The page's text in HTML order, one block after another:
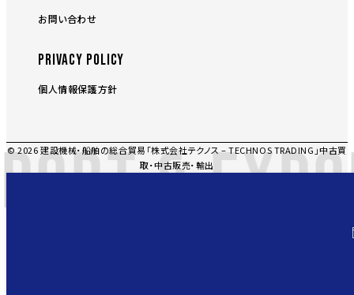
お問い合わせ
PRIVACY POLICY
個人情報保護方針
&
© 2026 建設機械・船舶の総合貿易「株式会社テクノス – TECHNOS TRADING」中古買
取・中古販売・輸出